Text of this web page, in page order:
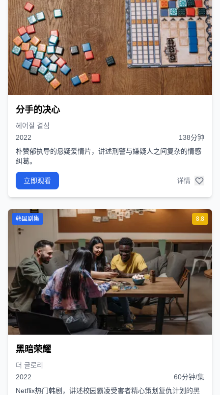
分手的决心
헤어질 결심
2022
138分钟
朴赞郁执导的悬疑爱情片，讲述刑警与嫌疑人之间复杂的情感
纠葛。
立即观看 详情
8.8
韩国剧集
黑暗荣耀
더 글로리
2022
60分钟/集
Netflix热门韩剧，讲述校园霸凌受害者精心策划复仇计划的黑